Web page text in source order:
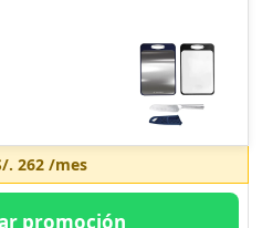
. 262/mes
promoción